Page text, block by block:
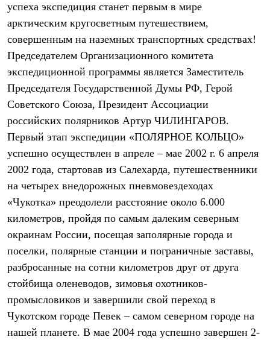
Софтшелл одежда
Куртки
Брюки
Лёгкая одежда
Рубашки
Футболки
Толстовки
Брюки
Термобелье
Теплое термобелье
Среднее термобелье
Легкое термобелье
Флисовая одежда
Куртки
Брюки
Детская одежда
Утепленная пухом
Комбинезоны
Куртки
Брюки
Утепленная синтетикой
Комбинезоны
Куртки
Брюки
Лёгкая одежда
Футболки
Толстовки
Брюки
Софтшелл одежда
успеха экспедиция станет первым в мире
арктическим кругосветным путешествием,
совершенным на наземных транспортных средствах!
Председателем Организационного комитета
экспедиционной программы является Заместитель
Председателя Государственной Думы РФ, Герой
Советского Союза, Президент Ассоциации
российских полярников Артур ЧИЛИНГАРОВ.
Первый этап экспедиции «ПОЛЯРНОЕ КОЛЬЦО»
успешно осуществлен в апреле – мае 2002 г. 6 апреля
2002 года, стартовав из Салехарда, путешественники
на четырех внедорожных пневмовездеходах
«Чукотка» преодолели расстояние около 6.000
километров, пройдя по самым далеким северным
окраинам России, посещая заполярные города и
поселки, полярные станции и пограничные заставы,
разбросанные на сотни километров друг от друга
стойбища оленеводов, зимовья охотников-
промысловиков и завершили свой переход в
Чукотском городе Певек – самом северном городе на
нашей планете. В мае 2004 года успешно завершен 2-